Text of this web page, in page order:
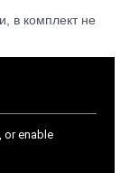
в комплект не